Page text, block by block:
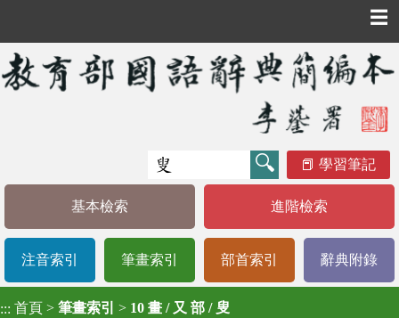
☰
學習筆記
基本檢索 進階檢索
注音索引 筆畫索引 部首索引 辭典附錄
::: 首頁 > 筆畫索引 > 10 畫 / 又 部 / 叟